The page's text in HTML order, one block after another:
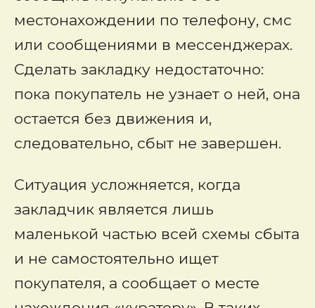
местонахождении по телефону, смс
или сообщениями в мессенджерах.
Сделать закладку недостаточно:
пока покупатель не узнает о ней, она
остается без движения и,
следовательно, сбыт не завершен.
Ситуация усложняется, когда
закладчик является лишь
маленькой частью всей схемы сбыта
и не самостоятельно ищет
покупателя, а сообщает о месте